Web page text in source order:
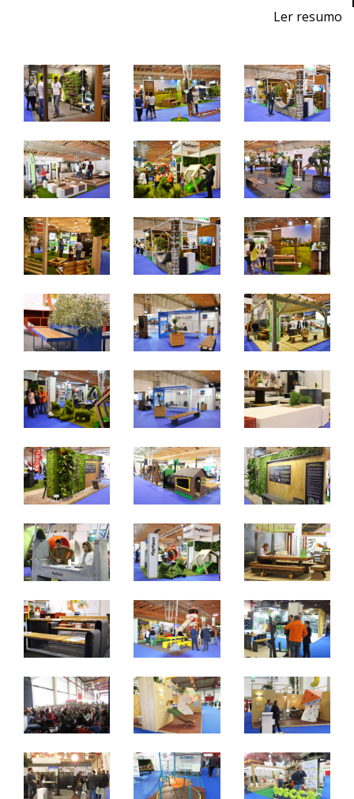
Ler resumo
Services de Jardinage
Du 27 au 29 mars 2025 - EXPONOR, Matosinhos, Porto
Du jeudi au samedi, de 10h à 19h